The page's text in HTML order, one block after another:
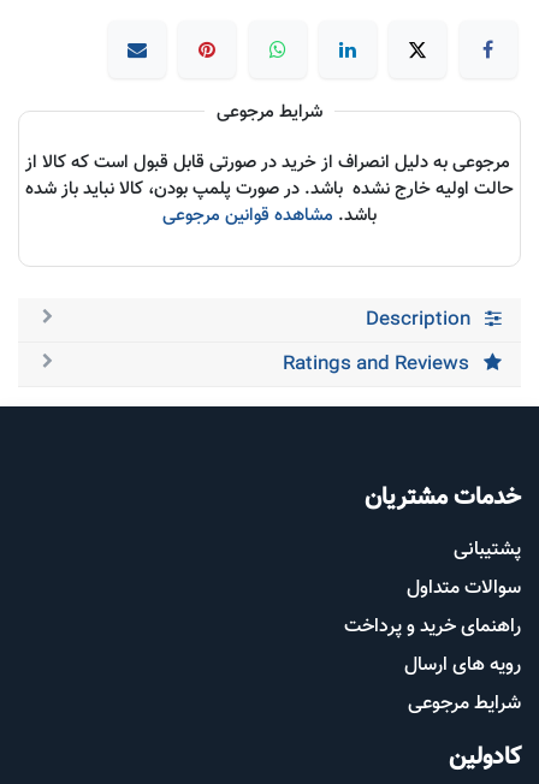
شرایط مرجوعی
مرجوعی به دلیل انصراف از خرید در صورتی قابل قبول است که کالا از
حالت اولیه خارج نشده باشد. در صورت پلمپ بودن، کالا نباید باز شده
باشد. مشاهده قوانین مرجوعی
Description
Ratings and Reviews
خدمات مشتریان
پشتیب​​انی
سوالات متداول
راهنمای خرید و پرداخت
رویه های ارسال
شرایط مرجوعی
کادولین